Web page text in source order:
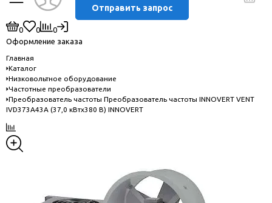
Отправить запрос
0 0
0
Оформление заказа
Главная
Каталог
Низковольтное оборудование
Частотные преобразователи
Преобразователь частоты Преобразователь частоты INNOVERT VENT
IVD373A43A (37,0 кВтx380 В) INNOVERT